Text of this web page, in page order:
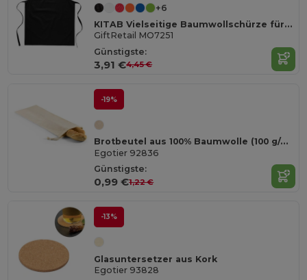
+6
KITAB Vielseitige Baumwollschürze für Küche und Garten
GiftRetail MO7251
Günstigste:
3,91 €4,45 €
-19%
Brotbeutel aus 100% Baumwolle (100 g/m²)
Egotier 92836
Günstigste:
0,99 €1,22 €
-13%
Glasuntersetzer aus Kork
Egotier 93828